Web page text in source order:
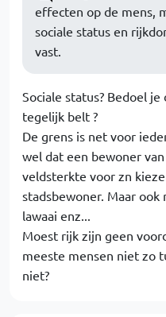
effecten op de mens,
sociale status en
vast.
Sociale status? Bedoel
tegelijk belt ?
De grens is net voor
wel dat een bewoner
veldsterkte voor zn
stadsbewoner. Maar
lawaai enz...
Moest rijk zijn geen
meeste mensen niet zo
niet?